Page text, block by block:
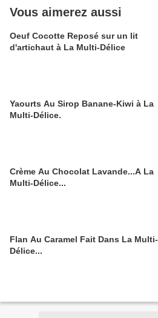
Vous aimerez aussi
Oeuf Cocotte Reposé sur un lit
d'artichaut à La Multi-Délice
Yaourts Au Sirop Banane-Kiwi à La
Multi-Délice.
Crème Au Chocolat Lavande...A La
Multi-Délice...
Flan Au Caramel Fait Dans La Multi-
Délice...